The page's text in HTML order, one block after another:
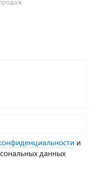
и
данных